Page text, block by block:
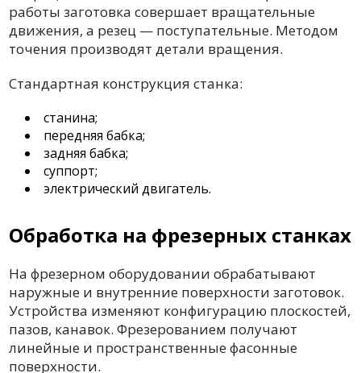
работы заготовка совершает вращательные
движения, а резец — поступательные. Методом
точения производят детали вращения.
Стандартная конструкция станка:
станина;
передняя бабка;
задняя бабка;
суппорт;
электрический двигатель.
Обработка на фрезерных станках
На фрезерном оборудовании обрабатывают
наружные и внутренние поверхности заготовок.
Устройства изменяют конфигурацию плоскостей,
пазов, канавок. Фрезерованием получают
линейные и пространственные фасонные
поверхности.